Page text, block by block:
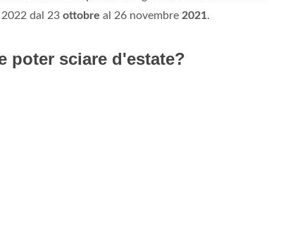
2022 dal 23 ottobre al 26 novembre 2021.
poter sciare d'estate?